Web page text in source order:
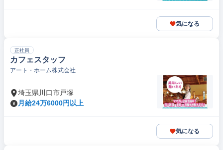
気になる
正社員
カフェスタッフ
アート・ホーム株式会社
埼玉県川口市戸塚
月給24万6000円以上
気になる